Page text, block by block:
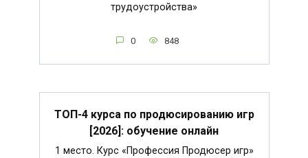
трудоустройства»
0 848
ТОП-4 курса по продюсированию игр
[2026]: обучение онлайн
1 место. Курс «Профессия Продюсер игр»